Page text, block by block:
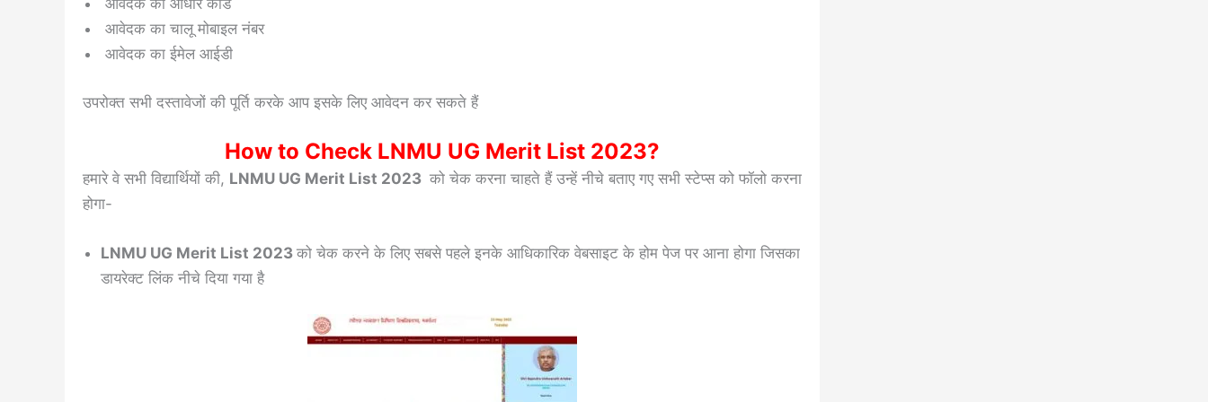
आवेदक का आधार कार्ड
आवेदक का चालू मोबाइल नंबर
आवेदक का ईमेल आईडी
उपरोक्त सभी दस्तावेजों की पूर्ति करके आप इसके लिए आवेदन कर सकते हैं
How to Check LNMU UG Merit List 2023?
हमारे वे सभी विद्यार्थियों की, LNMU UG Merit List 2023 को चेक करना चाहते हैं उन्हें नीचे बताए गए सभी स्टेप्स को फॉलो करना
होगा-
LNMU UG Merit List 2023 को चेक करने के लिए सबसे पहले इनके आधिकारिक वेबसाइट के होम पेज पर आना होगा जिसका
डायरेक्ट लिंक नीचे दिया गया है